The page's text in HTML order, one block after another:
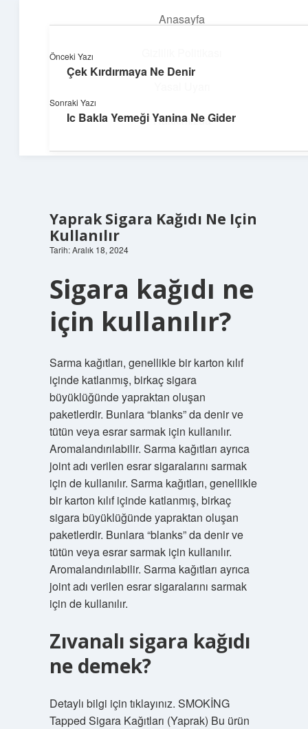
Anasayfa
Hakkımızda
Neşeli Bilgi Durağı
Hızlı hikayelerle gününü şenlendir!
Yaprak Sigara Kağıdı Ne Için
Kullanılır
Tarih: Aralık 18, 2024
Sigara kağıdı ne
için kullanılır?
Sarma kağıtları, genellikle bir karton kılıf
içinde katlanmış, birkaç sigara
büyüklüğünde yapraktan oluşan
paketlerdir. Bunlara “blanks” da denir ve
tütün veya esrar sarmak için kullanılır.
Aromalandırılabilir. Sarma kağıtları ayrıca
joint adı verilen esrar sigaralarını sarmak
için de kullanılır. Sarma kağıtları, genellikle
bir karton kılıf içinde katlanmış, birkaç
sigara büyüklüğünde yapraktan oluşan
paketlerdir. Bunlara “blanks” da denir ve
tütün veya esrar sarmak için kullanılır.
Aromalandırılabilir. Sarma kağıtları ayrıca
joint adı verilen esrar sigaralarını sarmak
için de kullanılır.
Zıvanalı sigara kağıdı
ne demek?
Detaylı bilgi için tıklayınız. SMOKİNG
Tapped Sigara Kağıtları (Yaprak) Bu ürün
Önceki Yazı
Çek Kırdırmaya Ne Denir
Sonraki Yazı
Ic Bakla Yemeği Yanina Ne Gider